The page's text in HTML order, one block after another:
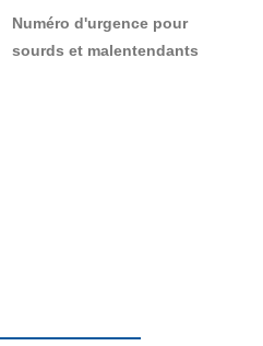
Numéro d'urgence pour
sourds et malentendants